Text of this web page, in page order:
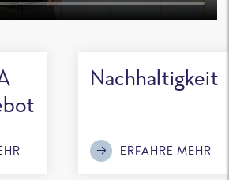
Nachhaltigkeit
ERFAHRE MEHR